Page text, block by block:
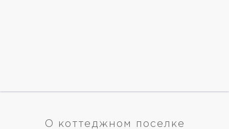
О коттеджном поселке